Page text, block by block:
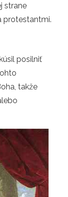
strane
protestantmi.
posilniť
takže